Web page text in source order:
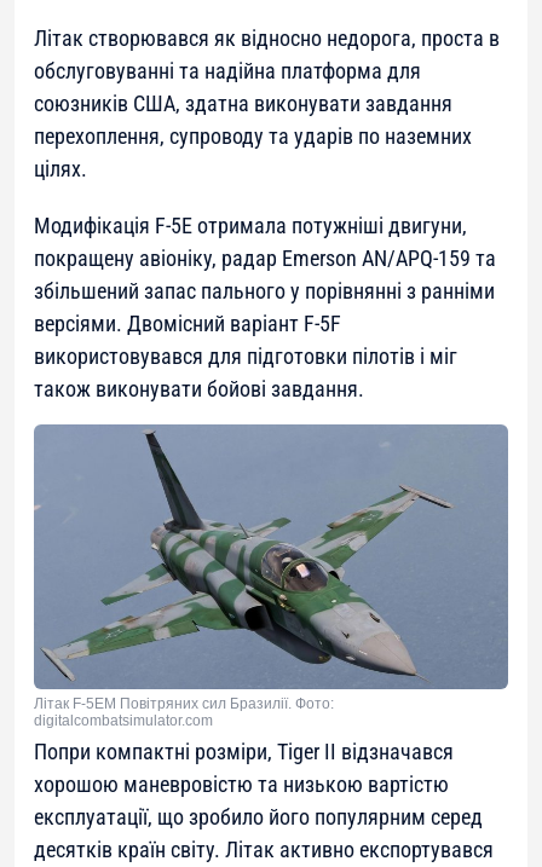
Літак створювався як відносно недорога, проста в
обслуговуванні та надійна платформа для
союзників США, здатна виконувати завдання
перехоплення, супроводу та ударів по наземних
цілях.
Модифікація F-5E отримала потужніші двигуни,
покращену авіоніку, радар Emerson AN/APQ-159 та
збільшений запас пального у порівнянні з ранніми
версіями. Двомісний варіант F-5F
використовувався для підготовки пілотів і міг
також виконувати бойові завдання.
Літак F-5EM Повітряних сил Бразилії. Фото:
digitalcombatsimulator.com
Попри компактні розміри, Tiger II відзначався
хорошою маневровістю та низькою вартістю
експлуатації, що зробило його популярним серед
десятків країн світу. Літак активно експортувався